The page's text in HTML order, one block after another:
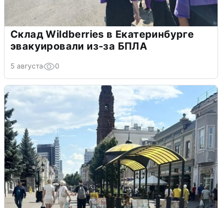
Склад Wildberries в Екатеринбурге
эвакуировали из-за БПЛА
5 августа 0